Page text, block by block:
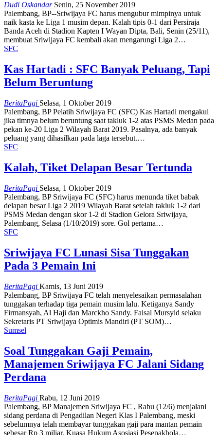
Dudi Oskandar Senin, 25 November 2019
Palembang, BP--Sriwijaya FC harus mengubur mimpinya untuk
naik kasta ke Liga 1 musim depan. Kalah tipis 0-1 dari Persiraja
Banda Aceh di Stadion Kapten I Wayan Dipta, Bali, Senin (25/11),
membuat Sriwijaya FC kembali akan mengarungi Liga 2…
SFC
Kas Hartadi : SFC Banyak Peluang, Tapi
Belum Beruntung
BeritaPagi Selasa, 1 Oktober 2019
Palembang, BP Pelatih Sriwijaya FC (SFC) Kas Hartadi mengakui
jika timnya belum beruntung saat takluk 1-2 atas PSMS Medan pada
pekan ke-20 Liga 2 Wilayah Barat 2019. Pasalnya, ada banyak
peluang yang dihasilkan pada laga tersebut.…
SFC
Kalah, Tiket Delapan Besar Tertunda
BeritaPagi Selasa, 1 Oktober 2019
Palembang, BP Sriwijaya FC (SFC) harus menunda tiket babak
delapan besar Liga 2 2019 Wilayah Barat setelah takluk 1-2 dari
PSMS Medan dengan skor 1-2 di Stadion Gelora Sriwijaya,
Palembang, Selasa (1/10/2019) sore. Gol pertama…
SFC
Sriwijaya FC Lunasi Sisa Tunggakan
Pada 3 Pemain Ini
BeritaPagi Kamis, 13 Juni 2019
Palembang, BP Sriwijaya FC telah menyelesaikan permasalahan
tunggakan terhadap tiga pemain musim lalu. Ketiganya Sandy
Firmansyah, Al Haji dan Marckho Sandy. Faisal Mursyid selaku
Sekretaris PT Sriwijaya Optimis Mandiri (PT SOM)…
Sumsel
Soal Tunggakan Gaji Pemain,
Manajemen Sriwijaya FC Jalani Sidang
Perdana
BeritaPagi Rabu, 12 Juni 2019
Palembang, BP Manajemen Sriwijaya FC , Rabu (12/6) menjalani
sidang perdana di Pengadilan Negeri Klas I Palembang, meski
sebelumnya telah membayar tunggakan gaji para mantan pemain
sebesar Rp 3 miliar. Kuasa Hukum Asosiasi Pesepakbola…